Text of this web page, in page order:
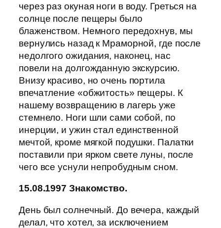
через раз окуная ноги в воду. Греться на
солнце после пещеры было
блаженством. Немного передохнув, мы
вернулись назад к Мраморной, где после
недолгого ожидания, наконец, нас
повели на долгожданную экскурсию.
Внизу красиво, но очень портила
впечатление «обжитость» пещеры. К
нашему возвращению в лагерь уже
стемнело. Ноги шли сами собой, по
инерции, и ужин стал единственной
мечтой, кроме мягкой подушки. Палатки
поставили при ярком свете луны, после
чего все уснули непробудным сном.
15.08.1997 Знакомство.
День был солнечный. До вечера, каждый
делал, что хотел, за исключением